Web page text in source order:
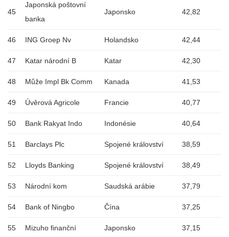
45
Japonská poštovní
banka
Japonsko 42,82
46 ING Groep Nv Holandsko 42,44
47 Katar národní B Katar 42,30
48 Může Impl Bk Comm Kanada 41,53
49 Úvěrová Agricole Francie 40,77
50 Bank Rakyat Indo Indonésie 40,64
51 Barclays Plc Spojené království 38,59
52 Lloyds Banking Spojené království 38,49
53 Národní kom Saudská arábie 37,79
54 Bank of Ningbo Čína 37,25
55 Mizuho finanční Japonsko 37,15